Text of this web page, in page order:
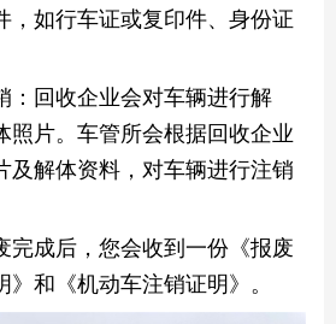
，如行车证或复印件、身份证
：回收企业会对车辆进行解
照片。车管所会根据回收企业
及解体资料，对车辆进行注销
完成后，您会收到一份《报废
和《机动车注销证明》。